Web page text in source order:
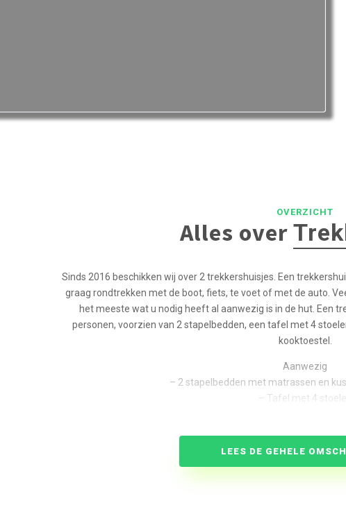
OVERZICHT
Alles over
Sinds 2016 beschikken wij over 2 trekkershuisjes. Een
graag rondtrekken met de boot, fiets, te voet of met de auto.
het meeste wat u nodig heeft al aanwezig is in de hut. Een
personen, voorzien van 2 stapelbedden, een tafel met 4
kooktoestel.
Aanwezig
– 2 stapelbedden met matrassen en
– Tafel met 4
– Keukenblokje met klein
LEES DE GEHELE